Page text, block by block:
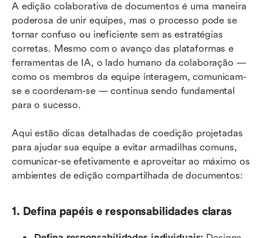
A edição colaborativa de documentos é uma maneira
poderosa de unir equipes, mas o processo pode se
tornar confuso ou ineficiente sem as estratégias
corretas. Mesmo com o avanço das plataformas e
ferramentas de IA, o lado humano da colaboração —
como os membros da equipe interagem, comunicam-
se e coordenam-se — continua sendo fundamental
para o sucesso.
Aqui estão dicas detalhadas de coedição projetadas
para ajudar sua equipe a evitar armadilhas comuns,
comunicar-se efetivamente e aproveitar ao máximo os
ambientes de edição compartilhada de documentos:
1. Defina papéis e responsabilidades claras